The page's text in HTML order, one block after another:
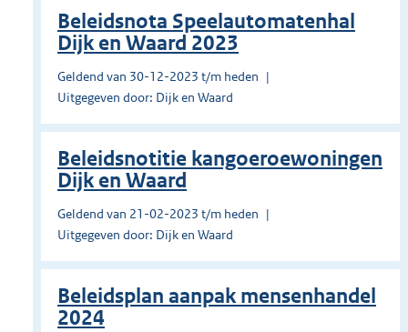
Beleidsnota Speelautomatenhal
Dijk en Waard 2023
Geldend van 30-12-2023 t/m heden
Uitgegeven door: Dijk en Waard
Beleidsnotitie kangoeroewoningen
Dijk en Waard
Geldend van 21-02-2023 t/m heden
Uitgegeven door: Dijk en Waard
Beleidsplan aanpak mensenhandel
2024